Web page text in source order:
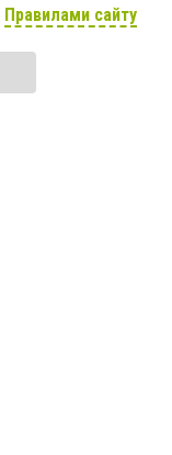
Правилами сайту